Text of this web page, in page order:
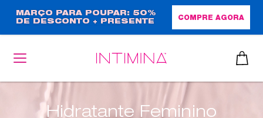
para
o
conteúdo
principal
MARÇO PARA POUPAR: 50%
DE DESCONTO + PRESENTE
COMPRE AGORA
Hidratante Feminino